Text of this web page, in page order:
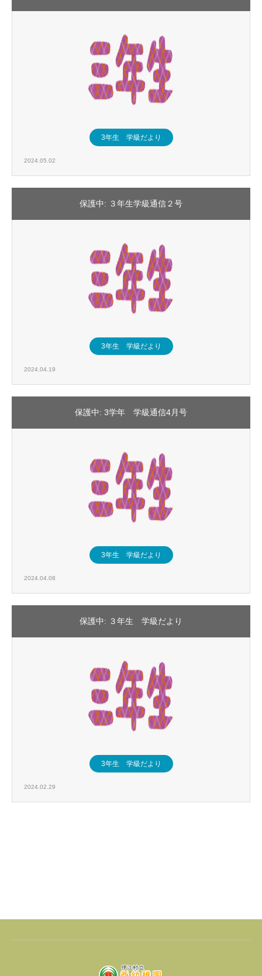
3年生 学級だより
2024.05.02
保護中: ３年生学級通信２号
3年生 学級だより
2024.04.19
保護中: 3学年 学級通信4月号
3年生 学級だより
2024.04.08
保護中: ３年生 学級だより
3年生 学級だより
2024.02.29